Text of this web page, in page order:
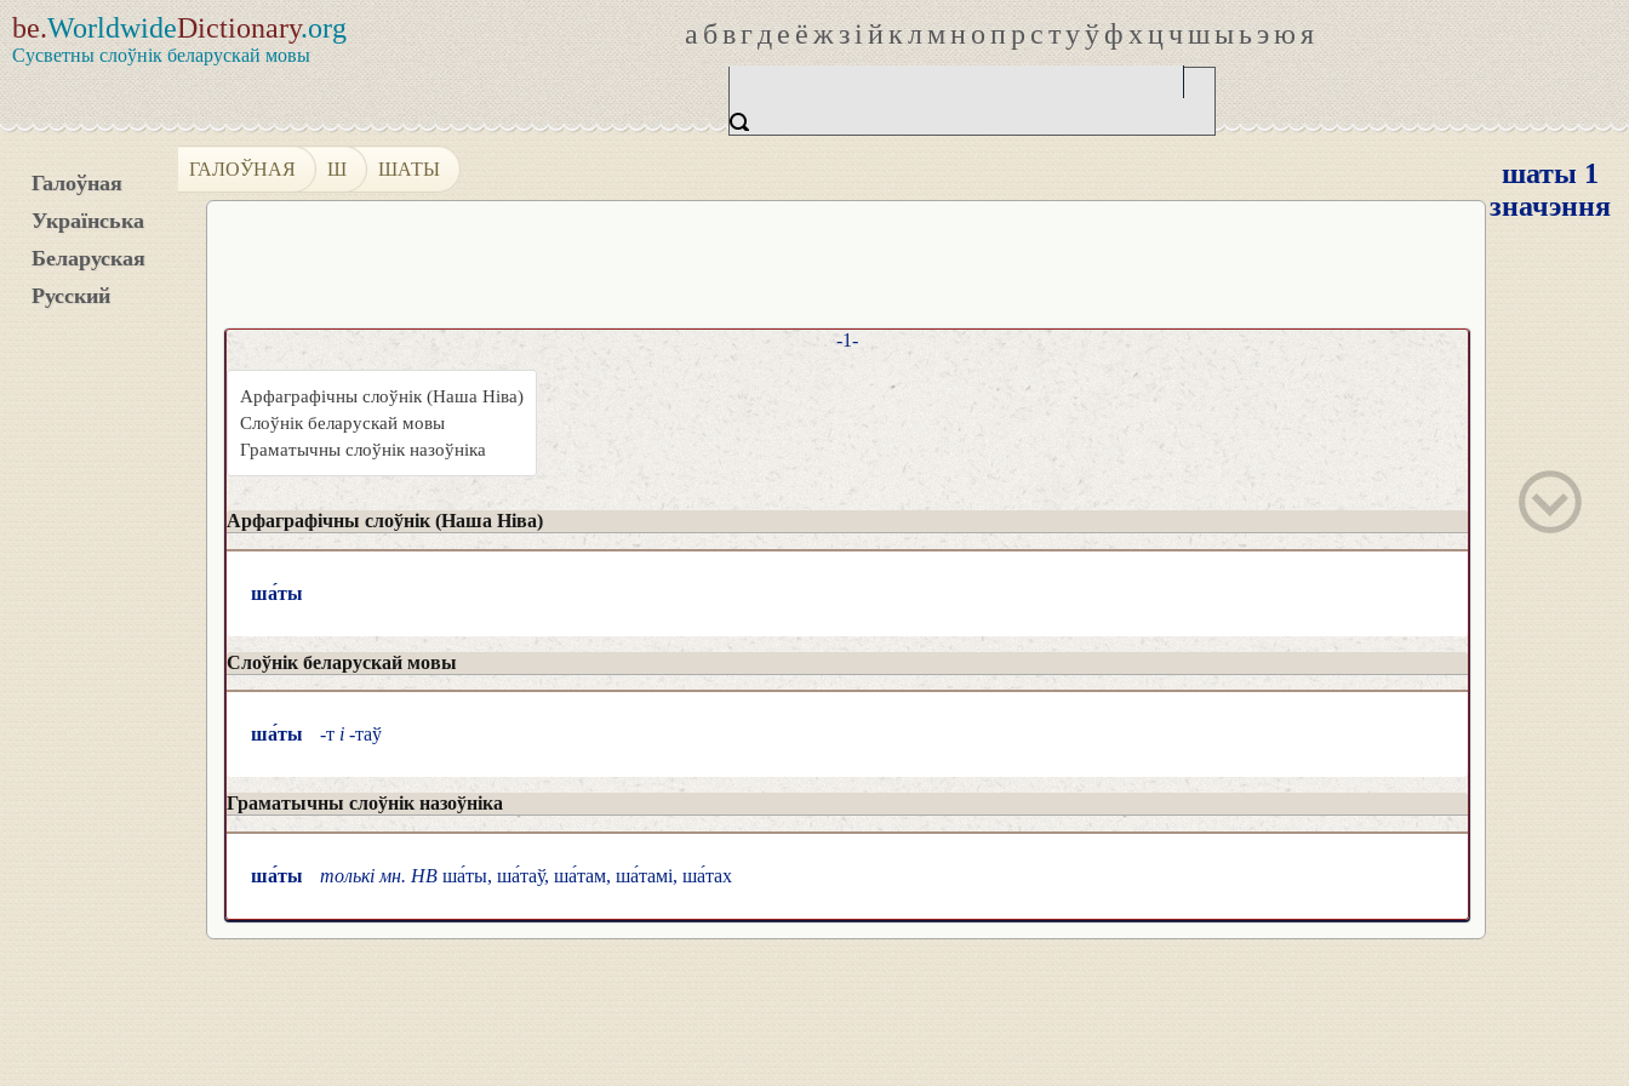
be.WorldwideDictionary.org
Сусветны слоўнік беларускай мовы
абвгдеёжзійклмнопрстуўфхцчшыьэюя
Галоўная
Українська
Беларуская
Русский
ГАЛОЎНАЯ Ш ШАТЫ
шаты 1
значэння
-1-
Арфаграфічны слоўнік (Наша Ніва)
Слоўнік беларускай мовы
Граматычны слоўнік назоўніка
Арфаграфічны слоўнік (Наша Ніва)
ша́ты
Слоўнік беларускай мовы
ша́ты -т і -таў
Граматычны слоўнік назоўніка
ша́ты толькі мн. НВ ша́ты, ша́таў, ша́там, ша́тамі, ша́тах